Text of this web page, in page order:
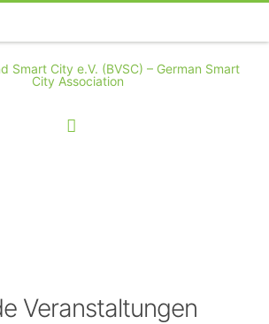
InstagramLinkedinRSS
Veranstaltungen